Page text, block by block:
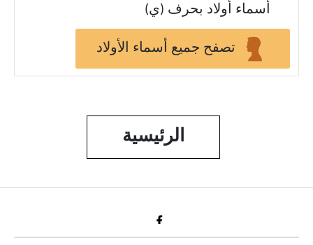
أسماء أولاد بحرف (ي)
تصفح جميع أسماء الأولاد
الرئيسية
Fac